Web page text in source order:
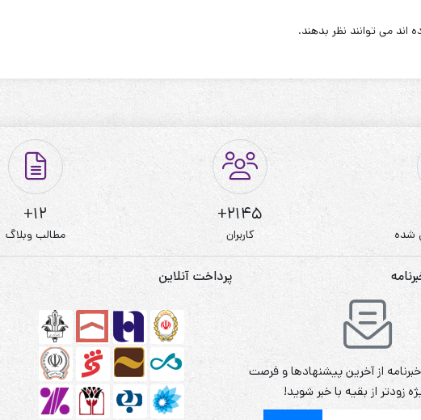
می توانند نظر بدهند.
شده
2145+
کاربران
12+
مطالب وبلاگ
از آخرین پیشنهادها و فرصت
زودتر از بقیه با خبر شوید!
پرداخت آنلاین